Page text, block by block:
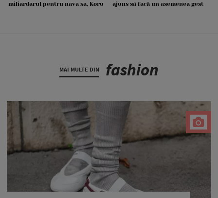
miliardarul pentru nava sa, Koru
ajuns să facă un asemenea gest
MAI MULTE DIN fashion